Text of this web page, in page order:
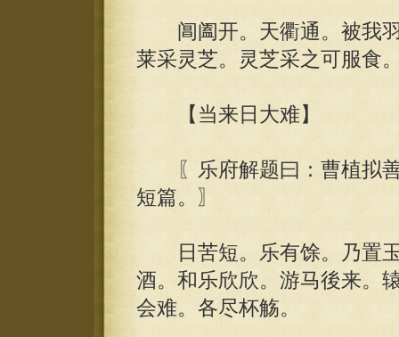
阊阖开。天衢通。被我羽
莱采灵芝。灵芝采之可服食
【当来日大难】
〖乐府解题曰：曹植拟善
短篇。〗
日苦短。乐有馀。乃置玉
酒。和乐欣欣。游马後来。
会难。各尽杯觞。